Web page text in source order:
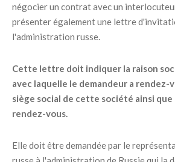
négocier un contrat avec un
présenter également une lettre
l'administration russe.
Cette lettre doit indiquer la raison
avec laquelle le demandeur a rendez-
siège social de cette société ainsi
rendez-vous.
Elle doit être demandée par le